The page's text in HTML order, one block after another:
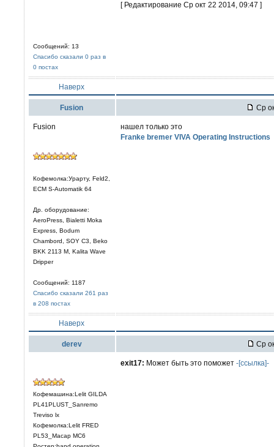
Сообщений: 13
Спасибо сказали 0 раз в
0 постах
[ Редактирование Ср окт 22 2014, 09:47 ]
Наверх
Fusion Ср
Fusion
Кофемолка:Урарту, Feld2,
ECM S-Automatik 64
Др. оборудование:
AeroPress, Bialetti Moka
Express, Bodum
Chambord, SOY C3, Beko
BKK 2113 M, Kalita Wave
Dripper
Сообщений: 1187
Спасибо сказали 261 раз
в 208 постах
нашел только это
Franke bremer VIVA Operating Instructions
Наверх
derev Ср
Кофемашина:Lelit GILDA
PL41PLUST_Sanremo
Treviso lx
Кофемолка:Lelit FRED
PL53_Macap MC6
exit17: Может быть это поможет -[ссылка]-